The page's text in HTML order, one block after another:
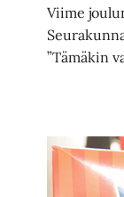
Viime
”Tämäkin